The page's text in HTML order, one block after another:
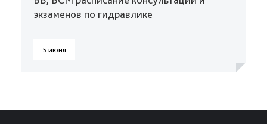
экзаменов по гидравлике
5 июня